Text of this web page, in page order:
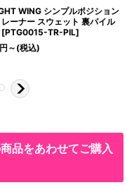
WING シンプルポジション
レーナー スウェット 裏パイル
[PTG0015-TR-PIL]
円 ～ (税込)
品をあわせてご購入